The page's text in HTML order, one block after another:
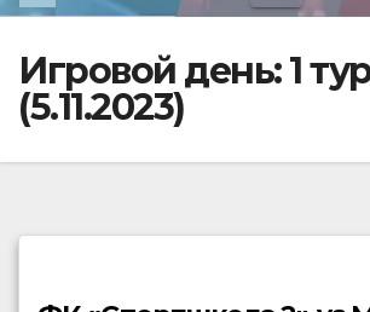
Игровой день:1
(5.11.2023)